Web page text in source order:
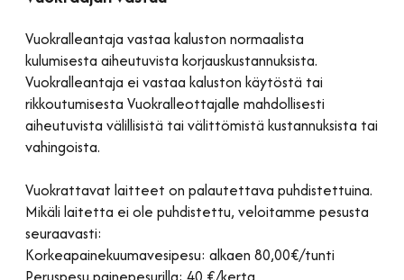
Vuokralleantaja vastaa kaluston normaalista
kulumisesta aiheutuvista korjauskustannuksista.
Vuokralleantaja ei vastaa kaluston käytöstä tai
rikkoutumisesta Vuokralleottajalle mahdollisesti
aiheutuvista välillisistä tai välittömistä kustannuksista tai
vahingoista.
Vuokrattavat laitteet on palautettava puhdistettuina.
Mikäli laitetta ei ole puhdistettu, veloitamme pesusta
seuraavasti:
Korkeapainekuumavesipesu: alkaen 80,00€/tunti